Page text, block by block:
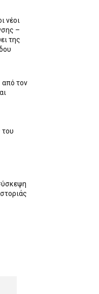
νέοι
–
της
τον
του